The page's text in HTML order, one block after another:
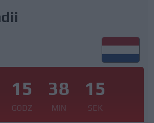
15
GODZ
38
MIN
14
SEK